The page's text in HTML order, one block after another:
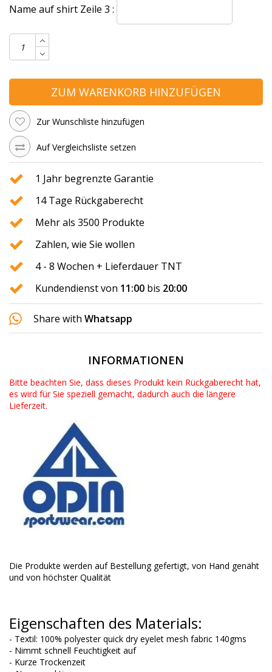
Name auf shirt Zeile 3 :
ZUM WARENKORB HINZUFÜGEN
Zur Wunschliste hinzufügen
Auf Vergleichsliste setzen
1 Jahr begrenzte Garantie
14 Tage Rückgaberecht
Mehr als 3500 Produkte
Zahlen, wie Sie wollen
4 - 8 Wochen + Lieferdauer TNT
Kundendienst von 11:00 bis 20:00
Share with Whatsapp
INFORMATIONEN
Bitte beachten Sie, dass dieses Produkt kein Rückgaberecht hat,
es wird für Sie speziell gemacht, dadurch auch die längere
Lieferzeit.
Die Produkte werden auf Bestellung gefertigt, von Hand genäht
und von höchster Qualität
Eigenschaften des Materials:
- Textil: 100% polyester quick dry eyelet mesh fabric 140gms
- Nimmt schnell Feuchtigkeit auf
- Kurze Trockenzeit